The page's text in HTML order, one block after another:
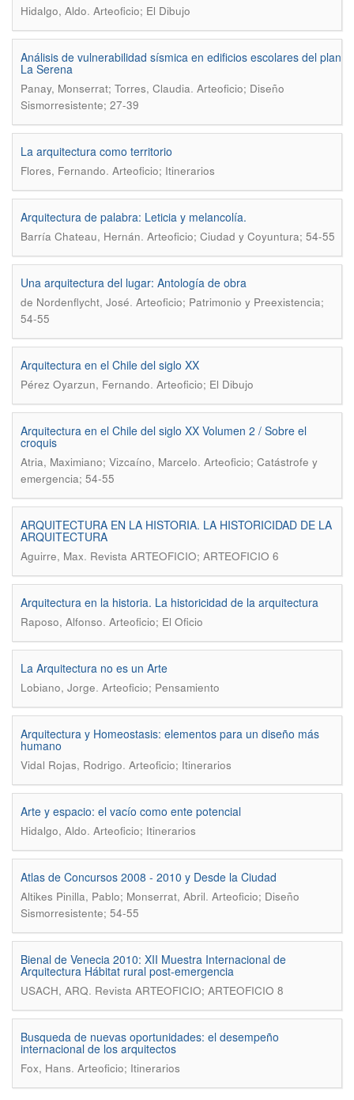
Hidalgo, Aldo. Arteoficio; El Dibujo
Análisis de vulnerabilidad sísmica en edificios escolares del plan
La Serena
Panay, Monserrat; Torres, Claudia. Arteoficio; Diseño
Sismorresistente; 27-39
La arquitectura como territorio
Flores, Fernando. Arteoficio; Itinerarios
Arquitectura de palabra: Leticia y melancolía.
Barría Chateau, Hernán. Arteoficio; Ciudad y Coyuntura; 54-55
Una arquitectura del lugar: Antología de obra
de Nordenflycht, José. Arteoficio; Patrimonio y Preexistencia;
54-55
Arquitectura en el Chile del siglo XX
Pérez Oyarzun, Fernando. Arteoficio; El Dibujo
Arquitectura en el Chile del siglo XX Volumen 2 / Sobre el
croquis
Atria, Maximiano; Vizcaíno, Marcelo. Arteoficio; Catástrofe y
emergencia; 54-55
ARQUITECTURA EN LA HISTORIA. LA HISTORICIDAD DE LA
ARQUITECTURA
Aguirre, Max. Revista ARTEOFICIO; ARTEOFICIO 6
Arquitectura en la historia. La historicidad de la arquitectura
Raposo, Alfonso. Arteoficio; El Oficio
La Arquitectura no es un Arte
Lobiano, Jorge. Arteoficio; Pensamiento
Arquitectura y Homeostasis: elementos para un diseño más
humano
Vidal Rojas, Rodrigo. Arteoficio; Itinerarios
Arte y espacio: el vacío como ente potencial
Hidalgo, Aldo. Arteoficio; Itinerarios
Atlas de Concursos 2008 - 2010 y Desde la Ciudad
Altikes Pinilla, Pablo; Monserrat, Abril. Arteoficio; Diseño
Sismorresistente; 54-55
Bienal de Venecia 2010: XII Muestra Internacional de
Arquitectura Hábitat rural post-emergencia
USACH, ARQ. Revista ARTEOFICIO; ARTEOFICIO 8
Busqueda de nuevas oportunidades: el desempeño
internacional de los arquitectos
Fox, Hans. Arteoficio; Itinerarios